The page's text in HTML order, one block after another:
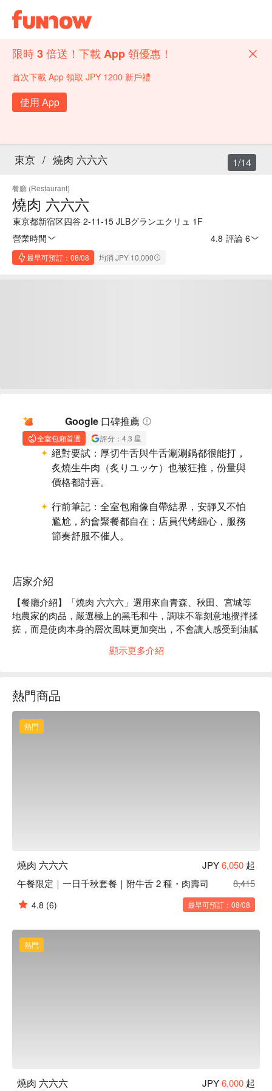
限時 3 倍送！下載 App 領優惠！
首次下載 App 領取 JPY 1200 新戶禮
使用 App
東京 / 燒肉 六六六
餐廳 (Restaurant)
燒肉 六六六
東京都新宿区四谷 2-11-15 JLBグランエクリュ 1F
營業時間
4.8 評論 6
最早可預訂：08/08 均消 JPY 10,000
1/14
Google 口碑推薦
全室包廂首選 評分：4.3 星
絕對要試： 厚切牛舌與牛舌涮涮鍋都很能打，
炙燒生牛肉（炙りユッケ）也被狂推，份量與
價格都討喜。
行前筆記： 全室包廂像自帶結界，安靜又不怕
尷尬，約會聚餐都自在；店員代烤細心，服務
節奏舒服不催人。
店家介紹
【餐廳介紹】「燒肉 六六六」選用來自青森、秋田、宮城等
地農家的肉品，嚴選極上的黑毛和牛，調味不靠刻意地攪拌揉
搓，而是使肉本身的層次風味更加突出，不會讓人感受到油膩
【招牌菜色】炙燒生拌牛肉：生拌牛肉一直都是廣受歡迎的料
【口碑好評】Google 4.3 星好評推薦⭐️
【更多推薦】想在都市的喧囂中尋得好好充電休息的地方，這
個燒肉空間絕對是你的不二之選！座位寬敞舒適並設有包廂，
不用擔心周遭環境，盡情享用美食吧！
顯示更多介紹
熱門商品
熱門
燒肉 六六六 JPY6,050 起
午餐限定｜一日千秋套餐｜附牛舌 2 種・肉壽司
8,415
4.8 (6) 最早可預訂：08/08
熱門
燒肉 六六六 JPY6,000 起